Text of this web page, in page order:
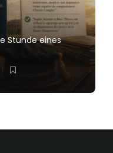
Stunde eines